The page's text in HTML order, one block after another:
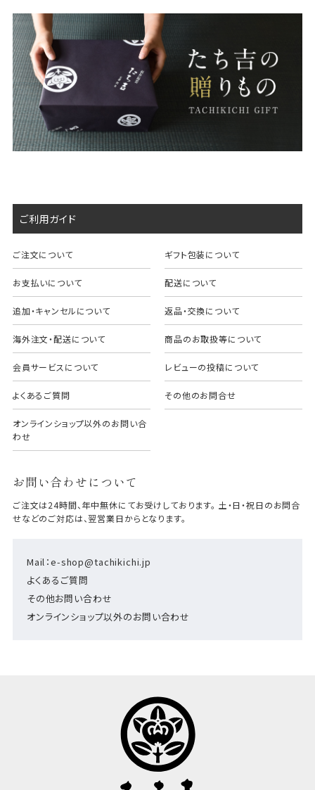
ご利用ガイド
ご注文について ギフト包装について
お支払いについて 配送について
追加・キャンセルについて 返品・交換について
海外注文・配送について 商品のお取扱等について
会員サービスについて レビューの投稿について
よくあるご質問 その他のお問合せ
オンラインショップ以外のお問い合
わせ
お問い合わせについて
Mail：e-shop@tachikichi.jp
よくあるご質問
その他お問い合わせ
オンラインショップ以外のお問い合わせ
ご注文は24時間、年中無休にてお受けしております。 土・日・祝日のお問合
せなどのご対応は、翌営業日からとなります。